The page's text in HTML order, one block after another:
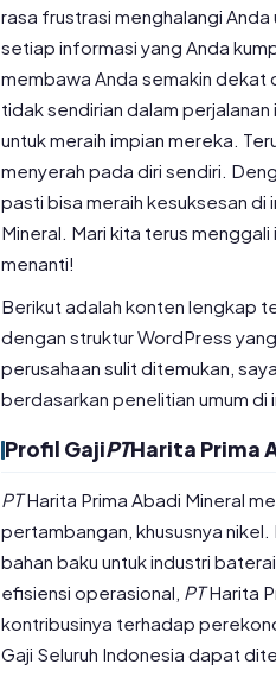
rasa frustrasi menghalangi Anda
setiap informasi yang Anda
membawa Anda semakin dekat
tidak sendirian dalam
untuk meraih impian mereka.
menyerah pada diri sendiri.
pasti bisa meraih kesuksesan di
Mineral. Mari kita terus
menanti!
Berikut adalah konten lengkap
dengan struktur WordPress
perusahaan sulit ditemukan,
berdasarkan penelitian umum di
Profil GajiPTHarita Prima
PTHarita Prima Abadi Mineral
pertambangan, khususnya
bahan baku untuk industri
efisiensi operasional, PTHarita
kontribusinya terhadap
Gaji Seluruh Indonesia dapat